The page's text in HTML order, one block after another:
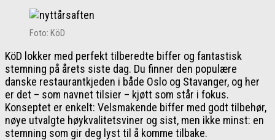
Foto: KöD
KöD lokker med perfekt tilberedte biffer og fantastisk
stemning på årets siste dag. Du finner den populære
danske restaurantkjeden i både Oslo og Stavanger, og her
er det – som navnet tilsier – kjøtt som står i fokus.
Konseptet er enkelt: Velsmakende biffer med godt tilbehør,
nøye utvalgte høykvalitetsviner og sist, men ikke minst: en
stemning som gir deg lyst til å komme tilbake.